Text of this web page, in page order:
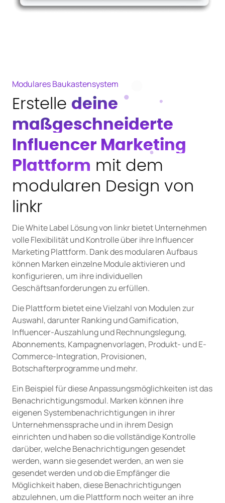
Modulares Baukastensystem
Erstelle deine
maßgeschneiderte
Influencer Marketing
Plattform mit dem
modularen Design von
linkr
Die White Label Lösung von linkr bietet Unternehmen
volle Flexibilität und Kontrolle über ihre Influencer
Marketing Plattform. Dank des modularen Aufbaus
können Marken einzelne Module aktivieren und
konfigurieren, um ihre individuellen
Geschäftsanforderungen zu erfüllen.
Die Plattform bietet eine Vielzahl von Modulen zur
Auswahl, darunter Ranking und Gamification,
Influencer-Auszahlung und Rechnungslegung,
Abonnements, Kampagnenvorlagen, Produkt- und E-
Commerce-Integration, Provisionen,
Botschafterprogramme und mehr.
Ein Beispiel für diese Anpassungsmöglichkeiten ist das
Benachrichtigungsmodul. Marken können ihre
eigenen Systembenachrichtigungen in ihrer
Unternehmenssprache und in ihrem Design
einrichten und haben so die vollständige Kontrolle
darüber, welche Benachrichtigungen gesendet
werden, wann sie gesendet werden, an wen sie
gesendet werden und ob die Empfänger die
Möglichkeit haben, diese Benachrichtigungen
abzulehnen, um die Plattform noch weiter an ihre